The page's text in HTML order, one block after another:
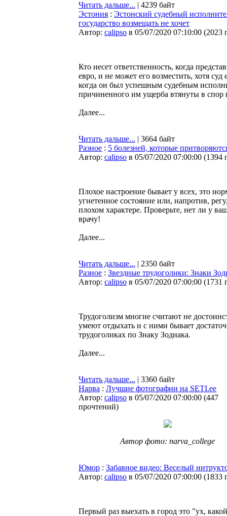
Читать дальше... | 4239 байт
Эстония : Эстонский судебный
государство возмещать не хочет
Автор: calipso в 05/07/2020 07:10:00 (2023
Кто несет ответственность, когда
евро, и не может его возместить, хотя
когда он был успешным судебным
причиненного им ущерба втянуты в спор
Далее...
Читать дальше... | 3664 байт
Разное : 5 болезней, которые
Автор: calipso в 05/07/2020 07:00:00 (1394
Плохое настроение бывает у всех, это
угнетенное состояние или, напротив,
плохом характере. Проверьте, нет ли у
врачу!
Далее...
Читать дальше... | 2350 байт
Разное : Звездные трудоголики: Знаки
Автор: calipso в 05/07/2020 07:00:00 (1731
Трудоголизм многие считают не
умеют отдыхать и с ними бывает
трудоголиках по Знаку Зодиака.
Далее...
Читать дальше... | 3360 байт
Нарва : Лучшие фотографии на SETI.ee
Автор: calipso в 05/07/2020 07:00:00 (447
прочтений)
Автор фото: narva_college
Юмор : Забавное видео: Веселый
Автор: calipso в 05/07/2020 07:00:00 (1833
Первый раз выехать в город это "ух,